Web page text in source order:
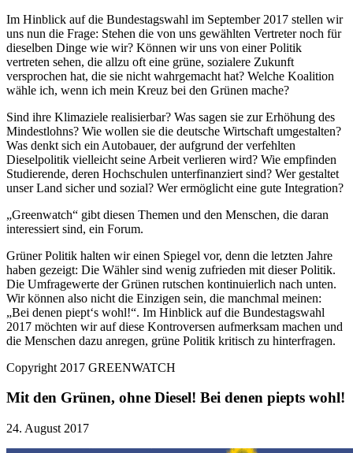
Im Hinblick auf die Bundestagswahl im September 2017 stellen wir
uns nun die Frage: Stehen die von uns gewählten Vertreter noch für
dieselben Dinge wie wir? Können wir uns von einer Politik
vertreten sehen, die allzu oft eine grüne, sozialere Zukunft
versprochen hat, die sie nicht wahrgemacht hat? Welche Koalition
wähle ich, wenn ich mein Kreuz bei den Grünen mache?
Sind ihre Klimaziele realisierbar? Was sagen sie zur Erhöhung des
Mindestlohns? Wie wollen sie die deutsche Wirtschaft umgestalten?
Was denkt sich ein Autobauer, der aufgrund der verfehlten
Dieselpolitik vielleicht seine Arbeit verlieren wird? Wie empfinden
Studierende, deren Hochschulen unterfinanziert sind? Wer gestaltet
unser Land sicher und sozial? Wer ermöglicht eine gute Integration?
„Greenwatch“ gibt diesen Themen und den Menschen, die daran
interessiert sind, ein Forum.
Grüner Politik halten wir einen Spiegel vor, denn die letzten Jahre
haben gezeigt: Die Wähler sind wenig zufrieden mit dieser Politik.
Die Umfragewerte der Grünen rutschen kontinuierlich nach unten.
Wir können also nicht die Einzigen sein, die manchmal meinen:
„Bei denen piept‘s wohl!“. Im Hinblick auf die Bundestagswahl
2017 möchten wir auf diese Kontroversen aufmerksam machen und
die Menschen dazu anregen, grüne Politik kritisch zu hinterfragen.
Copyright 2017 GREENWATCH
Mit den Grünen, ohne Diesel! Bei denen piepts wohl!
24. August 2017